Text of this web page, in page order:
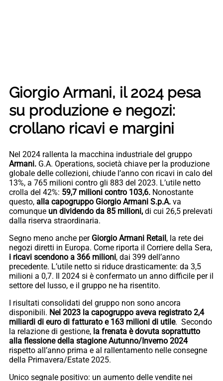
Giorgio Armani, il 2024 pesa
su produzione e negozi:
crollano ricavi e margini
Nel 2024 rallenta la macchina industriale del gruppo
Armani. G.A. Operations, società chiave per la produzione
globale delle collezioni, chiude l’anno con ricavi in calo del
13%, a 765 milioni contro gli 883 del 2023. L’utile netto
crolla del 42%: 59,7 milioni contro 103,6. Nonostante
questo, alla capogruppo Giorgio Armani S.p.A. va
comunque un dividendo da 85 milioni, di cui 26,5 prelevati
dalla riserva straordinaria.
Segno meno anche per Giorgio Armani Retail , la rete dei
negozi diretti in Europa. Come riporta il Corriere della Sera,
i ricavi scendono a 366 milioni, dai 399 dell’anno
precedente. L’utile netto si riduce drasticamente: da 3,5
milioni a 0,7. Il 2024 si è confermato un anno difficile per il
settore del lusso, e il gruppo ne ha risentito.
I risultati consolidati del gruppo non sono ancora
disponibili. Nel 2023 la capogruppo aveva registrato 2,4
miliardi di euro di fatturato e 163 milioni di utile. Secondo
la relazione di gestione, la frenata è dovuta soprattutto
alla flessione della stagione Autunno/Inverno 2024
rispetto all’anno prima e al rallentamento nelle consegne
della Primavera/Estate 2025.
Unico segnale positivo: un aumento delle vendite nei